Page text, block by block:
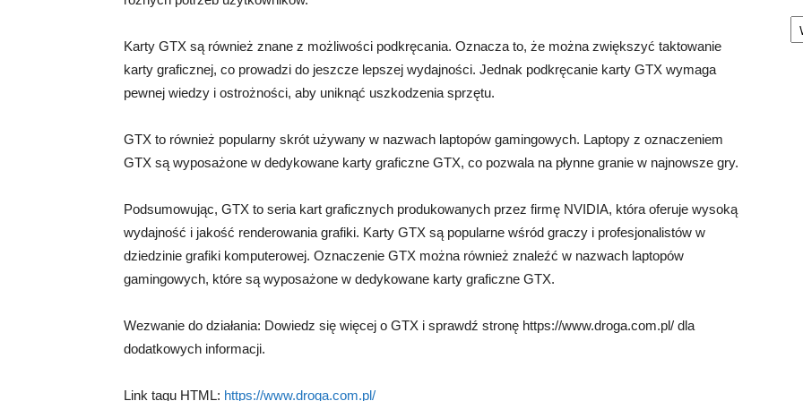
Karty GTX są również znane z możliwości podkręcania. Oznacza to, że można zwiększyć taktowanie
karty graficznej, co prowadzi do jeszcze lepszej wydajności. Jednak podkręcanie karty GTX wymaga
pewnej wiedzy i ostrożności, aby uniknąć uszkodzenia sprzętu.
GTX to również popularny skrót używany w nazwach laptopów gamingowych. Laptopy z oznaczeniem
GTX są wyposażone w dedykowane karty graficzne GTX, co pozwala na płynne granie w najnowsze gry.
Podsumowując, GTX to seria kart graficznych produkowanych przez firmę NVIDIA, która oferuje wysoką
wydajność i jakość renderowania grafiki. Karty GTX są popularne wśród graczy i profesjonalistów w
dziedzinie grafiki komputerowej. Oznaczenie GTX można również znaleźć w nazwach laptopów
gamingowych, które są wyposażone w dedykowane karty graficzne GTX.
Wezwanie do działania: Dowiedz się więcej o GTX i sprawdź stronę https://www.droga.com.pl/ dla
dodatkowych informacji.
Link tagu HTML: https://www.droga.com.pl/